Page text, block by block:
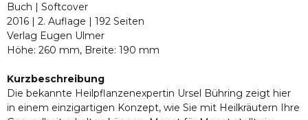
Buch | Softcover
2016 | 2. Auflage | 192 Seiten
Verlag Eugen Ulmer
Höhe: 260 mm, Breite: 190 mm
Kurzbeschreibung
Die bekannte Heilpflanzenexpertin Ursel Bühring zeigt hier
in einem einzigartigen Konzept, wie Sie mit Heilkräutern Ihre